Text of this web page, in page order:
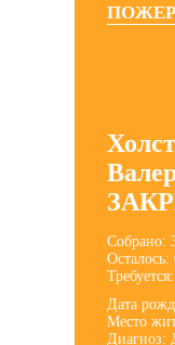
Собрано:
Осталось:
Дата
Место